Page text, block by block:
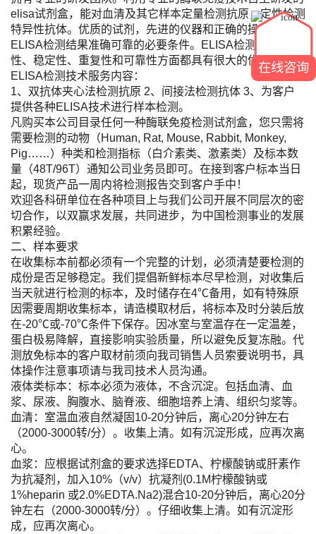
elisa试剂盒，能对血清及其它样本定量检测抗原，定性检测
特异性抗体。优质的试剂，先进的仪器和正确的操作是保证
ELISA检测结果准确可靠的必要条件。ELISA检测的方便
性、稳定性、重复性和可靠性方面都具有很大的优势。
ELISA检测技术服务内容：
1、双抗体夹心法检测抗原 2、间接法检测抗体 3、为客户
提供各种ELISA技术进行样本检测。
凡购买本公司目录任何一种酶联免疫检测试剂盒，您只需将
需要检测的动物（Human, Rat, Mouse, Rabbit, Monkey,
Pig……）种类和检测指标（白介素类、激素类）及标本数
量（48T/96T）通知公司业务员即可。在接到客户标本当日
起，现货产品一周内将检测报告交到客户手中！
欢迎各科研单位在各种项目上与我们公司开展不同层次的密
切合作，以双赢求发展，共同进步，为中国检测事业的发展
积累经验。
二、样本要求
在收集标本前都必须有一个完整的计划，必须清楚要检测的
成份是否足够稳定。我们提倡新鲜标本尽早检测，对收集后
当天就进行检测的标本，及时储存在4℃备用，如有特殊原
因需要周期收集标本，请造模取材后，将标本及时分装后放
在-20℃或-70℃条件下保存。因冰室与室温存在一定温差，
蛋白极易降解，直接影响实验质量，所以避免反复冻融。代
测放免标本的客户取材前须向我司销售人员索要说明书，具
体操作注意事项请与我司技术人员沟通。
液体类标本：标本必须为液体，不含沉淀。包括血清、血
浆、尿液、胸腹水、脑脊液、细胞培养上清、组织匀浆等。
血清：室温血液自然凝固10-20分钟后，离心20分钟左右
（2000-3000转/分）。收集上清。如有沉淀形成，应再次离
心。
血浆：应根据试剂盒的要求选择EDTA、柠檬酸钠或肝素作
为抗凝剂，加入10%（v/v）抗凝剂(0.1M柠檬酸钠或
1%heparin 或2.0%EDTA.Na2)混合10-20分钟后，离心20分
钟左右（2000-3000转/分）。仔细收集上清。如有沉淀形
成，应再次离心。
在线咨询